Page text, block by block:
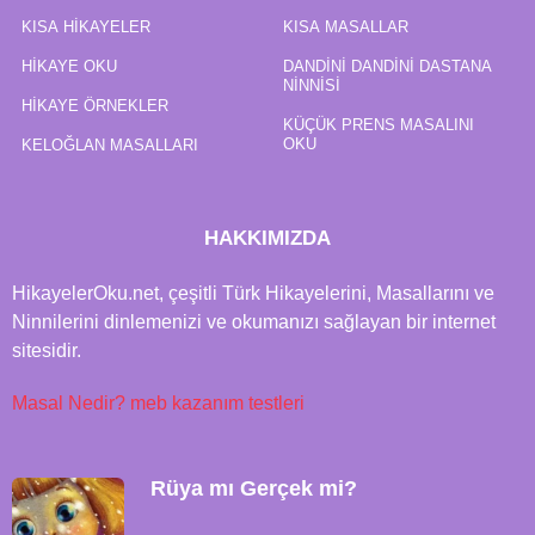
KISA HIKAYELER
HIKAYE OKU
HIKAYE ÖRNEKLER
KELOĞLAN MASALLARI
KISA MASALLAR
DANDINI DANDINI DASTANA
NINNISI
KÜÇÜK PRENS MASALINI
OKU
HAKKIMIZDA
HikayelerOku.net, çeşitli Türk Hikayelerini, Masallarını ve
Ninnilerini dinlemenizi ve okumanızı sağlayan bir internet
sitesidir.
Masal Nedir? meb kazanım testleri
Rüya mı Gerçek mi?